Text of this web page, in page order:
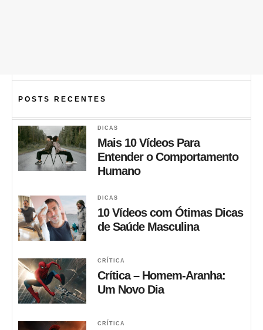
POSTS RECENTES
DICAS
Mais 10 Vídeos Para
Entender o Comportamento
Humano
DICAS
10 Vídeos com Ótimas Dicas
de Saúde Masculina
CRÍTICA
Crítica – Homem-Aranha:
Um Novo Dia
CRÍTICA